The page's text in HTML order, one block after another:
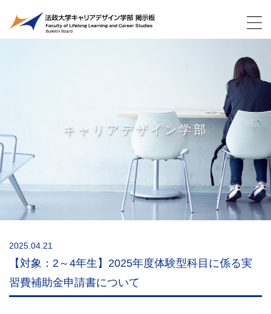
キャリアデザイン学部
2025.04.21
【対象：2～4年生】2025年度体験型科目に係る実
習費補助金申請書について